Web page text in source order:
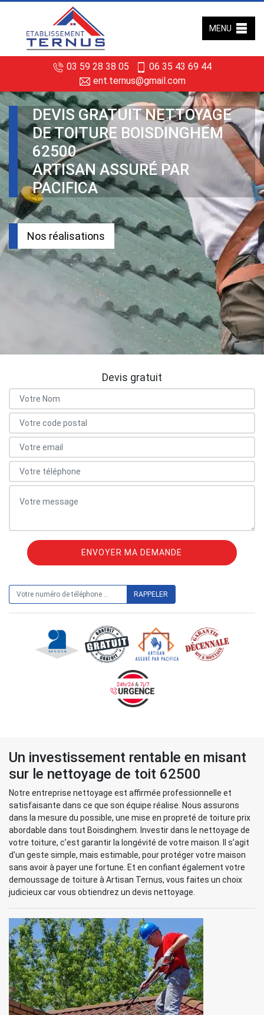
03 59 28 38 05
06 35 43 69 44
ent.ternus@gmail.com
MENU
DEVIS GRATUIT NETTOYAGE
DE TOITURE BOISDINGHEM
62500
ARTISAN ASSURÉ PAR
PACIFICA
Nos réalisations
Devis gratuit
Un investissement rentable en misant
sur le nettoyage de toit 62500
Notre entreprise nettoyage est affirmée professionnelle et
satisfaisante dans ce que son équipe réalise. Nous assurons
dans la mesure du possible, une mise en propreté de toiture prix
abordable dans tout Boisdinghem. Investir dans le nettoyage de
votre toiture, c’est garantir la longévité de votre maison. Il s’agit
d’un geste simple, mais estimable, pour protéger votre maison
sans avoir à payer une fortune. Et en confiant également votre
demoussage de toiture à Artisan Ternus, vous faites un choix
judicieux car vous obtiendrez un devis nettoyage.